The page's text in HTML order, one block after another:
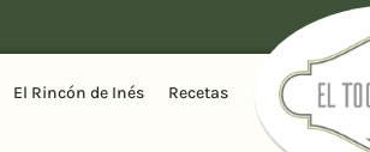
El Rincón de Inés Recetas